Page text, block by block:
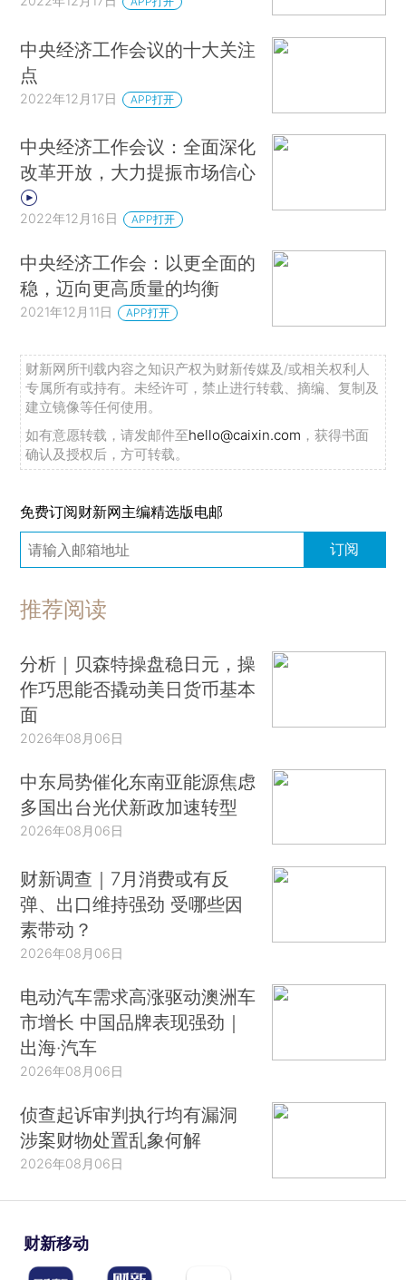
中央经济工作会议的十大关注
点
2022年12月17日 APP打开
中央经济工作会议：全面深化
改革开放，大力提振市场信心
2022年12月16日 APP打开
中央经济工作会：以更全面的
稳，迈向更高质量的均衡
2021年12月11日 APP打开
财新网所刊载内容之知识产权为财新传媒及/或相关权利人
专属所有或持有。未经许可，禁止进行转载、摘编、复制及
建立镜像等任何使用。
如有意愿转载，请发邮件至hello@caixin.com ，获得书面
确认及授权后，方可转载。
免费订阅财新网主编精选版电邮
订阅
推荐阅读
分析｜贝森特操盘稳日元，操
作巧思能否撬动美日货币基本
面
2026年08月06日
中东局势催化东南亚能源焦虑
多国出台光伏新政加速转型
2026年08月06日
财新调查｜7月消费或有反
弹、出口维持强劲 受哪些因
素带动？
2026年08月06日
电动汽车需求高涨驱动澳洲车
市增长 中国品牌表现强劲｜
出海·汽车
2026年08月06日
侦查起诉审判执行均有漏洞
涉案财物处置乱象何解
2026年08月06日
财新移动